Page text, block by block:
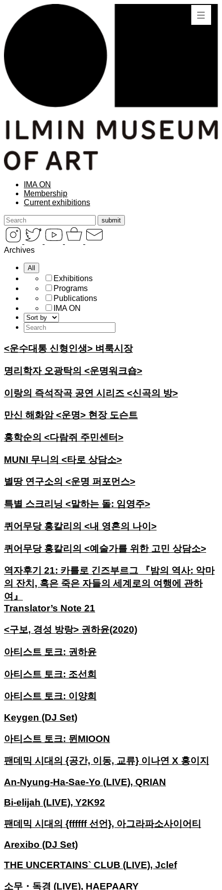
IMA ON
Membership
Current exhibitions
Archives
Exhibitions
Programs
Publications
IMA ON
<운수대통 신형인생> 벼룩시장
명리학자 오광탁의 <운명워크숍>
이랑의 즉석작곡 공연 시리즈 <신곡의 방>
만신 해화암 <운명> 현장 도슨트
홍학순의 <다람쥐 주민센터>
MUNI 무니의 <타로 상담소>
별땅 연구소의 <운명 퍼포먼스>
특별 스크리닝 <말하는 돌: 임영주>
퀴어무당 홍칼리의 <내 영혼의 나이>
퀴어무당 홍칼리의 <예술가를 위한 고민 상담소>
역자후기 21: 카를로 긴즈부르그 『밤의 역사: 악마
의 잔치, 혹은 죽은 자들의 세계로의 여행에 관하
여』
Translator’s Note 21
<구보, 경성 방랑> 권하윤(2020)
아티스트 토크: 권하윤
아티스트 토크: 조선희
아티스트 토크: 이양희
Keygen (DJ Set)
아티스트 토크: 뮌MIOON
팬데믹 시대의 {공간, 이동, 교류} 이나연 X 홍이지
An-Nyung-Ha-Sae-Yo (LIVE), QRIAN
Bi-elijah (LIVE), Y2K92
팬데믹 시대의 {ffffff 선언}, 아그라파소사이어티
Arexibo (DJ Set)
THE UNCERTAINS` CLUB (LIVE), Jclef
소무・독경 (LIVE), HAEPAARY